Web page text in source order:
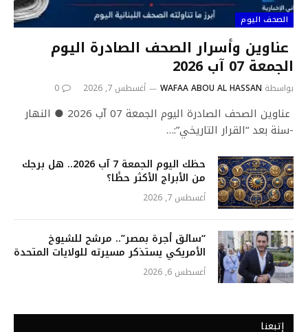
الصحف اليوم
عناوين وأسرار الصحف الصادرة اليوم
الجمعة 07 آب 2026
بواسطة WAFAA ABOU AL HASSAN أغسطس 7, 2026 0
عناوين الصحف الصادرة اليوم الجمعة 07 آب 2026 ● النهار
-سنة بعد “القرار التاريخي”:…
حظك اليوم الجمعة 7 آب 2026.. هل برجك
من الأبراج الأكثر حظًا؟
أغسطس 7, 2026
“سائق أجرة بمصر”.. مرشح للشيوخ
الأمريكي يستذكر مسيرته للولايات المتحدة
أغسطس 6, 2026
إتبعنا